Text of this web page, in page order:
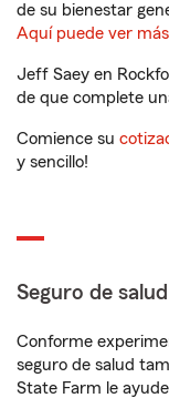
de su bienestar
Aquí puede ver
Jeff Saey en
de que complete
Comience su
y sencillo!
Seguro de salud
Conforme
seguro de salud
State Farm le